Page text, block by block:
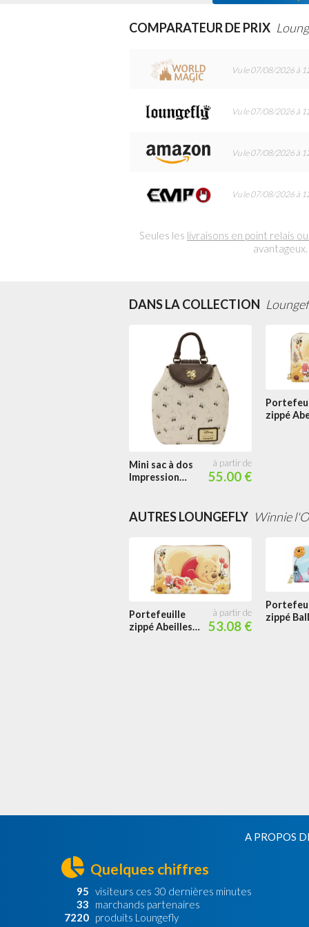
COMPARATEUR DE PRIX
Vu le 07/08/2026 à
Vu le 07/08/2026 à
Vu le 07/08/2026 à
Vu le 07/08/2026 à
Seules les livraisons en point relais
DANS LA COLLECTION
Mini sac à dos
Impression
55.00 €
zippé
AUTRES LOUNGEFLY Winnie
Portefeuille
zippé Abeilles
53.08 €
zippé
A PROPOS
Quelques chiffres
95 visiteurs ces 30 dernières minutes
33
marchands partenaires
7220 produits Loungefly